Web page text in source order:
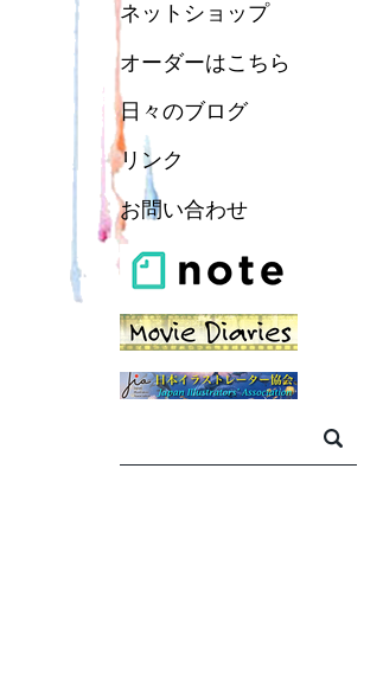
ネットショップ
オーダーはこちら
日々のブログ
リンク
お問い合わせ